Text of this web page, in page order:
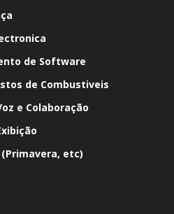
de Software
de Combustiveis
e Colaboração
(Primavera, etc)